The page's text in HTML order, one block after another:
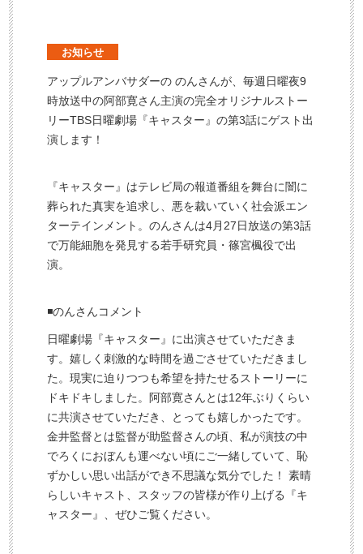
お知らせ
アップルアンバサダーの のんさんが、毎週日曜夜9
時放送中の阿部寛さん主演の完全オリジナルストー
リーTBS日曜劇場『キャスター』の第3話にゲスト出
演します！
『キャスター』はテレビ局の報道番組を舞台に闇に
葬られた真実を追求し、悪を裁いていく社会派エン
ターテインメント。のんさんは4月27日放送の第3話
で万能細胞を発見する若手研究員・篠宮楓役で出
演。
◾️のんさんコメント
日曜劇場『キャスター』に出演させていただきま
す。嬉しく刺激的な時間を過ごさせていただきまし
た。現実に迫りつつも希望を持たせるストーリーに
ドキドキしました。阿部寛さんとは12年ぶりくらい
に共演させていただき、とっても嬉しかったです。
金井監督とは監督が助監督さんの頃、私が演技の中
でろくにおぼんも運べない頃にご一緒していて、恥
ずかしい思い出話ができ不思議な気分でした！ 素晴
らしいキャスト、スタッフの皆様が作り上げる『キ
ャスター』、ぜひご覧ください。